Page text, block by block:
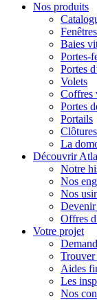
Nos produits
Fenêtres
Baies
Portes-
Portes
Volets
Coffres
Portes
Portails
La
Découvrir
Notre
Nos
Nos
Devenir
Offres
Votre projet
Trouver
Aides
Les
Nos